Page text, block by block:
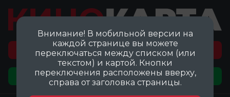
Перейти на карту локаций ©
Добавить локацию
Внимание! В мобильной версии на
каждой странице вы можете
переключаться между списком (или
текстом) и картой. Кнопки
переключения расположены вверху,
справа от заголовка страницы.